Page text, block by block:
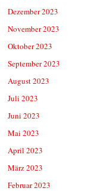
Dezember 2023
November 2023
Oktober 2023
September 2023
August 2023
Juli 2023
Juni 2023
Mai 2023
April 2023
März 2023
Februar 2023